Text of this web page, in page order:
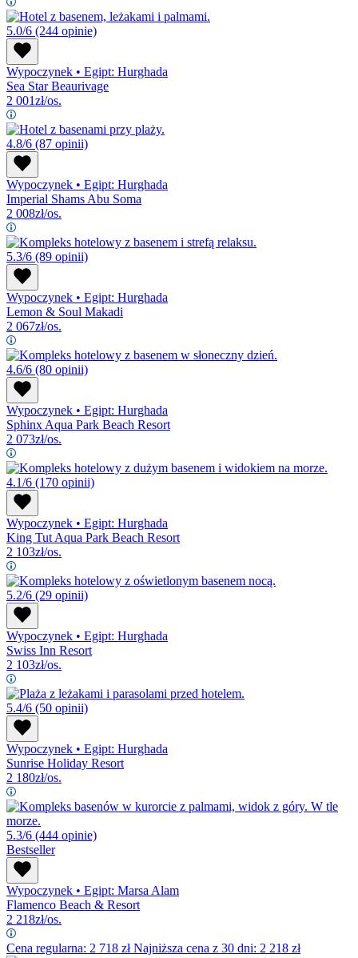
5.0/6 (244 opinie)
Wypoczynek • Egipt: Hurghada
Sea Star Beaurivage
2 001zł/os.
4.8/6 (87 opinii)
Wypoczynek • Egipt: Hurghada
Imperial Shams Abu Soma
2 008zł/os.
5.3/6 (89 opinii)
Wypoczynek • Egipt: Hurghada
Lemon & Soul Makadi
2 067zł/os.
4.6/6 (80 opinii)
Wypoczynek • Egipt: Hurghada
Sphinx Aqua Park Beach Resort
2 073zł/os.
4.1/6 (170 opinii)
Wypoczynek • Egipt: Hurghada
King Tut Aqua Park Beach Resort
2 103zł/os.
5.2/6 (29 opinii)
Wypoczynek • Egipt: Hurghada
Swiss Inn Resort
2 103zł/os.
5.4/6 (50 opinii)
Wypoczynek • Egipt: Hurghada
Sunrise Holiday Resort
2 180zł/os.
5.3/6 (444 opinie)
Bestseller
Wypoczynek • Egipt: Marsa Alam
Flamenco Beach & Resort
2 218zł/os.
Cena regularna: 2 718 złNajniższa cena z 30 dni: 2 218 zł